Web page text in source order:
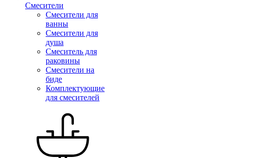
Смесители
Смесители для
ванны
Смесители для
душа
Смеситель для
раковины
Смесители на
биде
Комплектующие
для смесителей